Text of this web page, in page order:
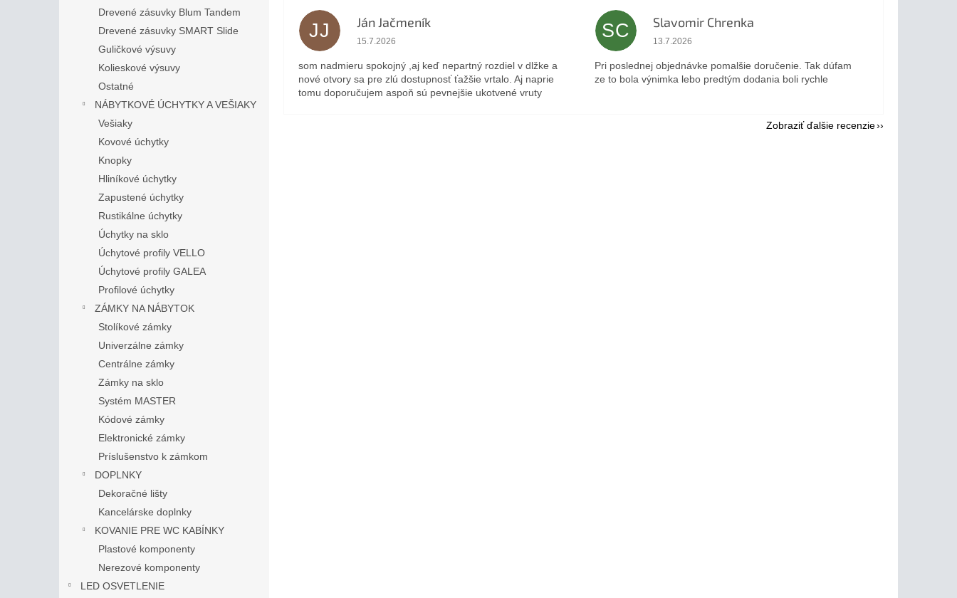
Drevené zásuvky Blum Tandem
Drevené zásuvky SMART Slide
Guličkové výsuvy
Kolieskové výsuvy
Ostatné
NÁBYTKOVÉ ÚCHYTKY A VEŠIAKY
Vešiaky
Kovové úchytky
Knopky
Hliníkové úchytky
Zapustené úchytky
Rustikálne úchytky
Úchytky na sklo
Úchytové profily VELLO
Úchytové profily GALEA
Profilové úchytky
ZÁMKY NA NÁBYTOK
Stolíkové zámky
Univerzálne zámky
Centrálne zámky
Zámky na sklo
Systém MASTER
Kódové zámky
Elektronické zámky
Príslušenstvo k zámkom
DOPLNKY
Dekoračné lišty
Kancelárske doplnky
KOVANIE PRE WC KABÍNKY
Plastové komponenty
Nerezové komponenty
LED OSVETLENIE
JJ Ján Jačmeník
Hodnotenie obchodu je 5 z 5 hviezdičiek.
15.7.2026
som nadmieru spokojný ,aj keď nepartný rozdiel v dlžke a
nové otvory sa pre zlú dostupnosť ťažšie vrtalo. Aj naprie
tomu doporučujem aspoň sú pevnejšie ukotvené vruty
SC Slavomir Chrenka
Hodnotenie obchodu je 5 z 5 hviezdičiek.
13.7.2026
Pri poslednej objednávke pomalšie doručenie. Tak dúfam
ze to bola výnimka lebo predtým dodania boli rychle
Zobraziť ďalšie recenzie